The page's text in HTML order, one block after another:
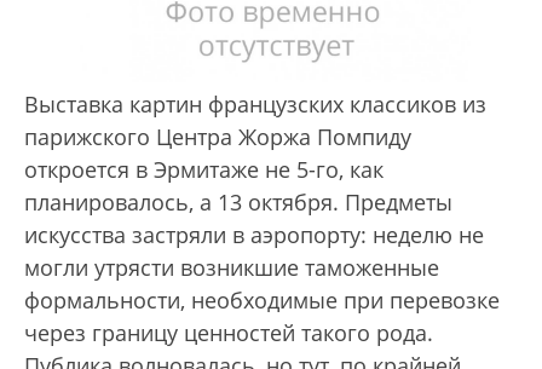
Выставка картин французских классиков из
парижского Центра Жоржа Помпиду
откроется в Эрмитаже не 5-го, как
планировалось, а 13 октября. Предметы
искусства застряли в аэропорту: неделю не
могли утрясти возникшие таможенные
формальности, необходимые при перевозке
через границу ценностей такого рода.